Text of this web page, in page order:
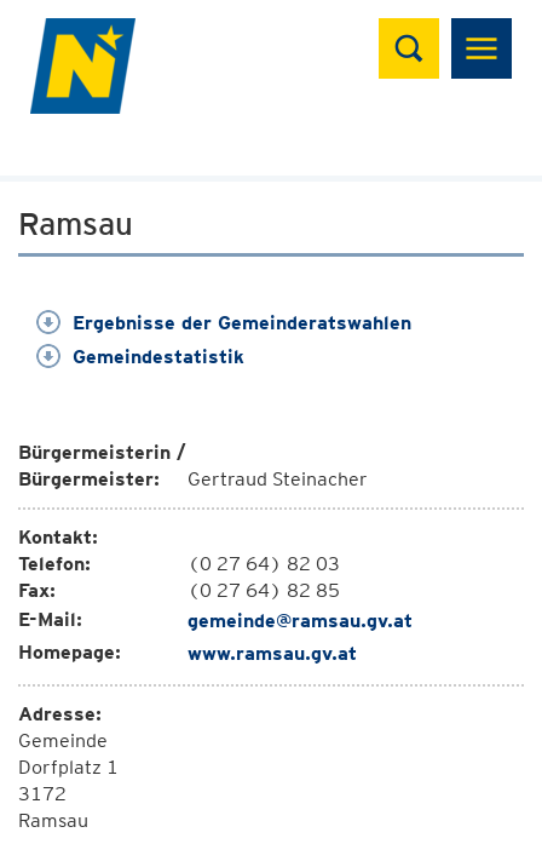
Suchen
Ramsau
Ergebnisse der Gemeinderatswahlen
Gemeindestatistik
Bürgermeisterin /
Bürgermeister:
Gertraud Steinacher
Kontakt:
Telefon:
(0 27 64) 82 03
Fax:
(0 27 64) 82 85
E-Mail:
gemeinde@ramsau.gv.at
Homepage:
www.ramsau.gv.at
Adresse:
Gemeinde
Dorfplatz 1
3172
Ramsau